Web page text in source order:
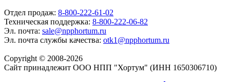
Отдел продаж: 8-800-222-61-02
Техническая поддержка: 8-800-222-06-82
Эл. почта: sale@npphortum.ru
Эл. почта службы качества: otk1@npphortum.ru
Copyright © 2008-2026
Cайт принадлежит ООО НПП "Хортум" (ИНН 1650306710)